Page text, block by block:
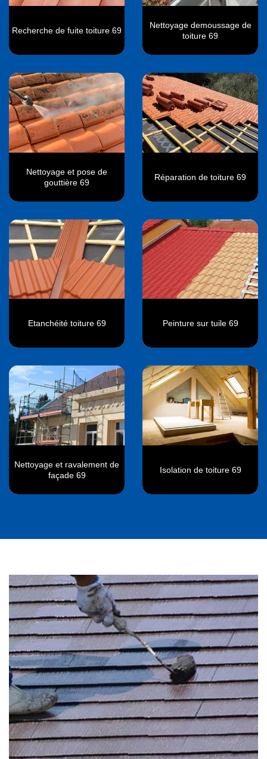
Recherche de fuite toiture 69
Nettoyage demoussage de
toiture 69
Nettoyage et pose de
gouttière 69
Réparation de toiture 69
Etanchéité toiture 69 Peinture sur tuile 69
Nettoyage et ravalement de
façade 69
Isolation de toiture 69